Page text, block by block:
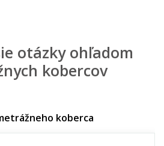
otázky ohľadom
kobercov
koberca